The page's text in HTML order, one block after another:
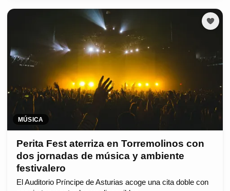
MÚSICA
Perita Fest aterriza en Torremolinos con
dos jornadas de música y ambiente
festivalero
El Auditorio Príncipe de Asturias acoge una cita doble con